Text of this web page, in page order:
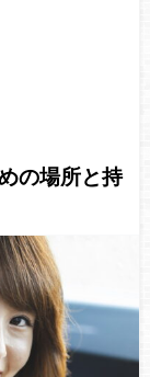
の場所と持